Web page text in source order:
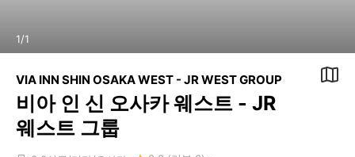
1/1
VIA INN SHIN OSAKA WEST - JR WEST GROUP
비아 인 신 오사카 웨스트 - JR
웨스트 그룹